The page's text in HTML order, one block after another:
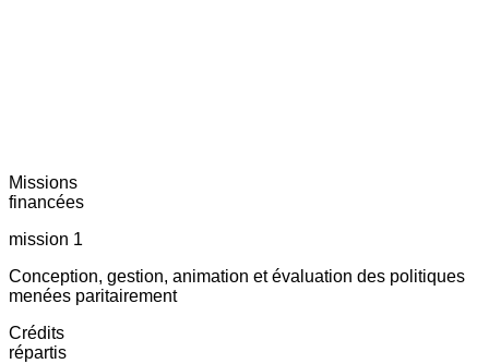
Missions
financées
mission 1
Conception, gestion, animation et évaluation des politiques
menées paritairement
Crédits
répartis